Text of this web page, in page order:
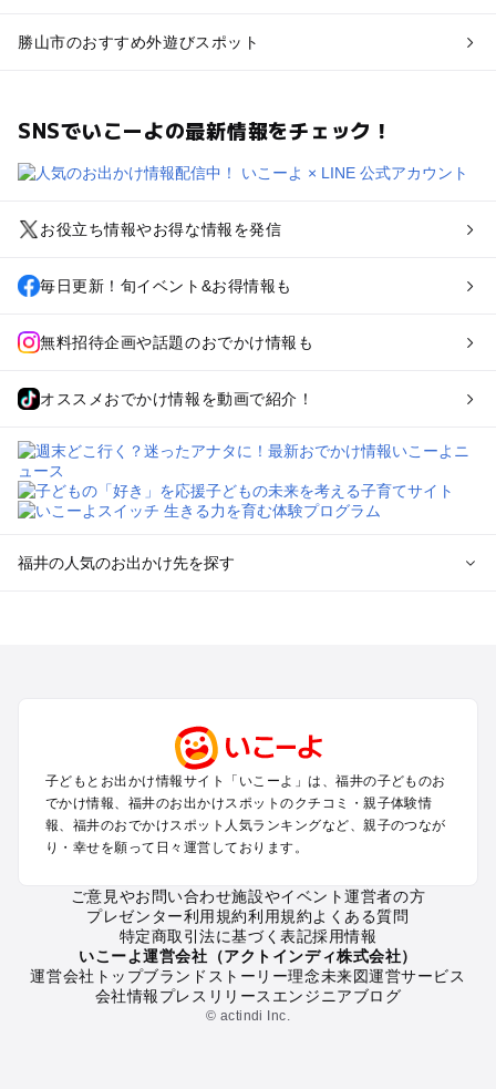
勝山市のおすすめ外遊びスポット
SNSでいこーよの最新情報をチェック！
お役立ち情報やお得な情報を発信
毎日更新！旬イベント&お得情報も
無料招待企画や話題のおでかけ情報も
オススメおでかけ情報を動画で紹介！
福井の人気のお出かけ先を探す
越前・越前海岸のプールお出かけ
福井の定番お出かけスポット
福井の遊園地
福井の動物園
福井の釣り
福井の牧場
福井のプール
福井のアスレチック
福井の公園・総合公園
子どもとお出かけ情報サイト「いこーよ」は、福井の子どものお
でかけ情報、福井のお出かけスポットのクチコミ・親子体験情
報、福井のおでかけスポット人気ランキングなど、親子のつなが
り・幸せを願って日々運営しております。
ご意見やお問い合わせ施設やイベント運営者の方
プレゼンター利用規約利用規約よくある質問
特定商取引法に基づく表記採用情報
いこーよ運営会社（アクトインディ株式会社）
運営会社トップブランドストーリー理念未来図運営サービス
会社情報プレスリリース エンジニアブログ
© actindi Inc.